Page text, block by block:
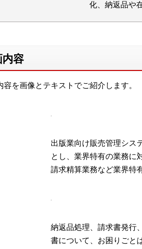
化、納返品や
容
容を画像とテキストでご紹介します。
出版業向け販売管理シス
とし、業界特有の業務に
請求精算業務など業界特
納返品処理、請求書発行
書について、お困りごと